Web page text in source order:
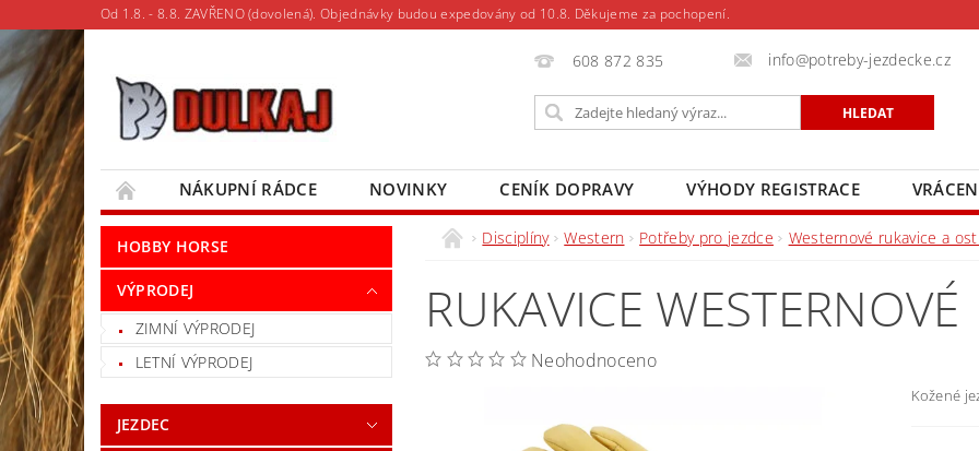
Od 1.8. - 8.8. ZAVŘENO (dovolená). Objednávky budou expedovány od 10.8. Děkujeme za pochopení.
608 872 835 info@potreby-jezdecke.cz
NÁKUPNÍ RÁDCE NOVINKY CENÍK DOPRAVY VÝHODY REGISTRACE
MOJE OBJEDNÁVKA
HOBBY HORSE
VÝPRODEJ
ZIMNÍ VÝPRODEJ
LETNÍ VÝPRODEJ
JEZDEC
Disciplíny Western Potřeby pro jezdce Westernové rukavice a
RUKAVICE WESTERNOVÉ
Neohodnoceno
Kožené